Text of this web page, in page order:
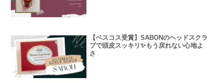
【ベスコス受賞】SABONのヘッドスクラ
ブで頭皮スッキリ✨もう戻れない心地よ
さ